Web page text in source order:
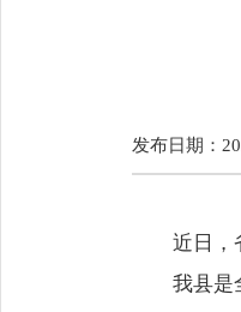
发布日期：
近日，省
我县是全